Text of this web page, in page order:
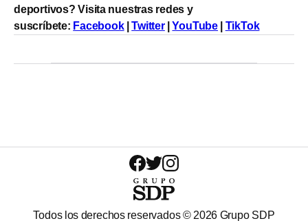
deportivos? Visita nuestras redes y
suscríbete: Facebook|Twitter|YouTube TikTok
Todos los derechos reservados © 2026 Grupo SDP